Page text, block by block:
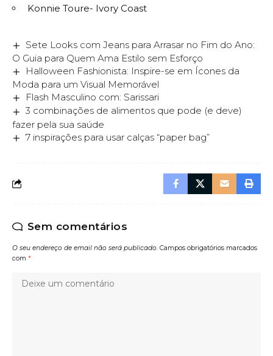
Konnie Toure- Ivory Coast
Sete Looks com Jeans para Arrasar no Fim do Ano:
O Guia para Quem Ama Estilo sem Esforço
Halloween Fashionista: Inspire-se em Ícones da
Moda para um Visual Memorável
Flash Masculino com: Sarissari
3 combinações de alimentos que pode (e deve)
fazer pela sua saúde
7 inspirações para usar calças “paper bag”
Sem comentários
O seu endereço de email não será publicado. Campos obrigatórios marcados
com *